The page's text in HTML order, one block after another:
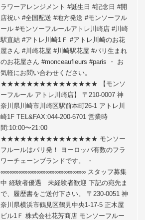
ラワーアレンジメント #誕生日 #記念日 #開
店祝い #全国配送 #地方発送 #モンソーフル
ール #モンソーフルールアトレ川崎店 #川崎
駅直結 #アトレ川崎1Ｆ #アトレ川崎のお花
屋さん #川崎花屋 #川崎駅花屋 #パリ生まれ
のお花屋さん #monceaufleurs #paris ・ お
気軽にお問い合わせください。
★★★★★★★★★★★★★★★ 【モンソ
ーフルール アトレ川崎店】 〒210-0007 神
奈川県川崎市川崎区駅前本町26-1 アトレ川
崎1F TEL&FAX:044-200-6701 営業時
間:10:00〜21:00
★★★★★★★★★★★★★★★ モンソー
フルールはパリ発！ ヨーロッパ有数のフラ
ワーチェーンブランドです。 ・
∞∞∞∞∞∞∞∞∞∞∞∞∞∞∞∞∞∞∞ スタッフ募集
中 経験者優遇 未経験者歓迎 下記の宛先ま
で、履歴書をご送付下さい。 〒230-0051 神
奈川県横浜市鶴見区鶴見中央1-17-5 正木屋
ビル1Ｆ 株式会社花芳商店 モンソーフルー